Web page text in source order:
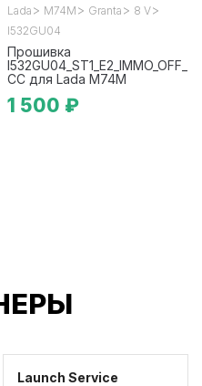
Lada > М74М > Granta > 8 V>
I532GU04
Прошивка
I532GU04_ST1_E2_IMMO_OFF_
CC для Lada М74М
1 500 ₽
Launch Service